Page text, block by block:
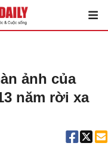
ảnh của
năm rời xa